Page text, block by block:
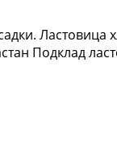
Ластовица
Подклад